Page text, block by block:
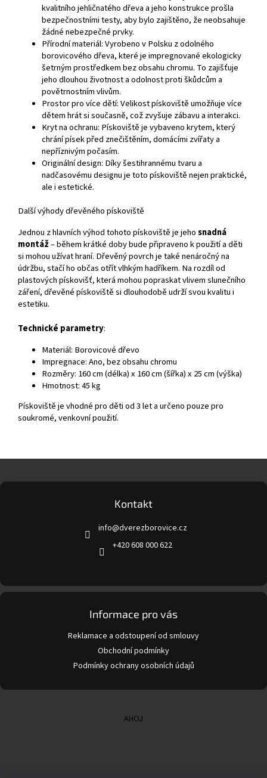
kvalitního jehličnatého dřeva a jeho konstrukce prošla
bezpečnostními testy, aby bylo zajištěno, že neobsahuje
žádné nebezpečné prvky.
Přírodní materiál: Vyrobeno v Polsku z odolného
borovicového dřeva, které je impregnované ekologicky
šetrným prostředkem bez obsahu chromu. To zajišťuje
jeho dlouhou životnost a odolnost proti škůdcům a
povětrnostním vlivům.
Prostor pro více dětí: Velikost pískoviště umožňuje více
dětem hrát si současně, což zvyšuje zábavu a interakci.
Kryt na ochranu: Pískoviště je vybaveno krytem, který
chrání písek před znečištěním, domácími zvířaty a
nepříznivým počasím.
Originální design: Díky šestihrannému tvaru a
nadčasovému designu je toto pískoviště nejen praktické,
ale i estetické.
Další výhody dřevěného pískoviště
Jednou z hlavních výhod tohoto pískoviště je jehosnadná
montáž– během krátké doby bude připraveno k použití a děti
si mohou užívat hraní. Dřevěný povrch je také nenáročný na
údržbu, stačí ho občas otřít vlhkým hadříkem. Na rozdíl od
plastových pískovišť, která mohou popraskat vlivem slunečního
záření, dřevěné pískoviště si dlouhodobě udrží svou kvalitu i
estetiku.
Technické parametry:
Materiál: Borovicové dřevo
Impregnace: Ano, bez obsahu chromu
Rozměry: 160 cm (délka) x 160 cm (šířka) x 25 cm (výška)
Hmotnost: 45 kg
Pískoviště je vhodné pro děti od 3 let a určeno pouze pro
soukromé, venkovní použití.
p
Kontakt
info@dverezborovice.cz
+420 608 000 622
Informace pro vás
Reklamace a odstoupení od smlouvy
Obchodní podmínky
Podmínky ochrany osobních údajů
AHOJ